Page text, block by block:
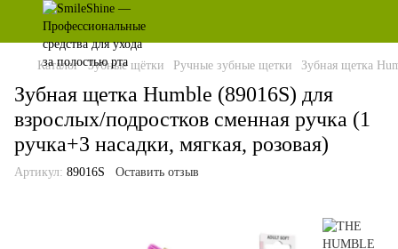
Каталог Зубные щётки Ручные зубные щетки Зубная щетка
Зубная щетка Humble (89016S) для
взрослых/подростков сменная ручка (1
ручка+3 насадки, мягкая, розовая)
Артикул: 89016S Оставить отзыв